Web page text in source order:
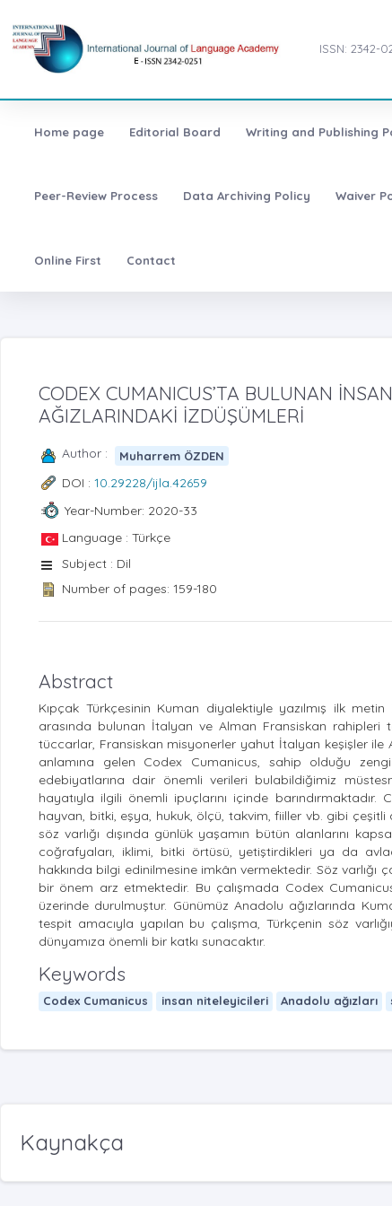
ISSN: 2342-
Home page Editorial Board Writing and Publishing
Peer-Review Process Data Archiving Policy Waiver
Online First Contact
CODEX CUMANICUS’TA BULUNAN
AĞIZLARINDAKİ İZDÜŞÜMLERİ
Author : Muharrem ÖZDEN
DOI : 10.29228/ijla.42659
Year-Number: 2020-33
Language : Türkçe
Subject : Dil
Number of pages: 159-180
Abstract
Kıpçak Türkçesinin Kuman diyalektiyle yazılmış ilk
arasında bulunan İtalyan ve Alman Fransiskan rahipleri
tüccarlar, Fransiskan misyonerler yahut İtalyan keşişler ile
anlamına gelen Codex Cumanicus, sahip olduğu
edebiyatlarına dair önemli verileri bulabildiğimiz
hayatıyla ilgili önemli ipuçlarını içinde
hayvan, bitki, eşya, hukuk, ölçü, takvim, fiiller vb. gibi çeşitli
söz varlığı dışında günlük yaşamın bütün alanlarını
coğrafyaları, iklimi, bitki örtüsü, yetiştirdikleri ya da
hakkında bilgi edinilmesine imkân vermektedir. Söz varlığı
bir önem arz etmektedir. Bu çalışmada Codex
üzerinde durulmuştur. Günümüz Anadolu ağızlarında
tespit amacıyla yapılan bu çalışma, Türkçenin söz
dünyamıza önemli bir katkı sunacaktır.
Keywords
Codex Cumanicus insan niteleyicileri Anadolu ağızları
Kaynakça